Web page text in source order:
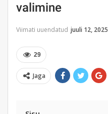
valimine
Viimati uuendatud juuli 12, 2025
29
Jaga